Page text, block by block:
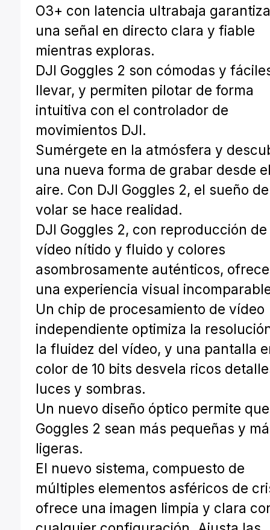
O3+ con latencia ultrabaja
una señal en directo clara y fiable
mientras exploras.
DJI Goggles 2 son cómodas y
llevar, y permiten pilotar de forma
intuitiva con el controlador de
movimientos DJI.
Sumérgete en la atmósfera y
una nueva forma de grabar desde
aire. Con DJI Goggles 2, el sueño de
volar se hace realidad.
DJI Goggles 2, con reproducción de
vídeo nítido y fluido y colores
asombrosamente auténticos,
una experiencia visual
Un chip de procesamiento de vídeo
independiente optimiza la
la fluidez del vídeo, y una pantalla
color de 10 bits desvela ricos
luces y sombras.
Un nuevo diseño óptico permite
Goggles 2 sean más pequeñas y
ligeras.
El nuevo sistema, compuesto de
múltiples elementos asféricos de
ofrece una imagen limpia y clara